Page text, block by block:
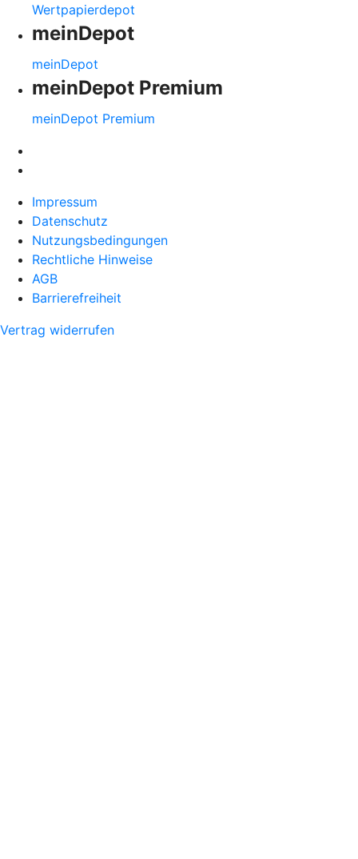
Wertpapierdepot
meinDepot
meinDepot
meinDepot Premium
meinDepot Premium
Impressum
Datenschutz
Nutzungsbedingungen
Rechtliche Hinweise
AGB
Barrierefreiheit
Vertrag widerrufen